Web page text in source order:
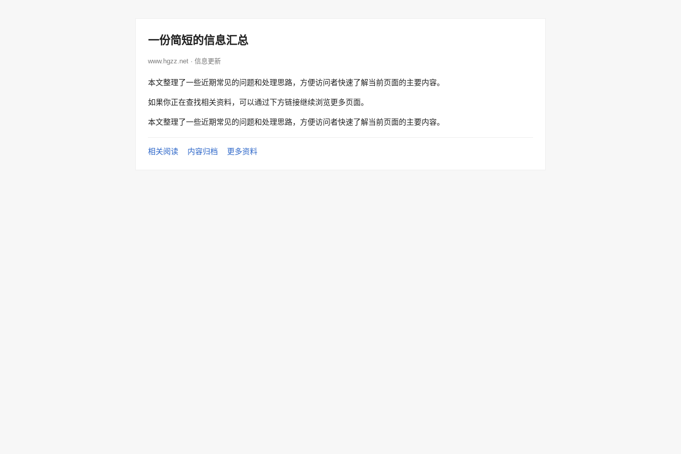
一份简短的信息汇总
www.hgzz.net · 信息更新
本文整理了一些近期常见的问题和处理思路，方便访问者快速了解当前页面的主要内容。
如果你正在查找相关资料，可以通过下方链接继续浏览更多页面。
本文整理了一些近期常见的问题和处理思路，方便访问者快速了解当前页面的主要内容。
相关阅读 内容归档 更多资料